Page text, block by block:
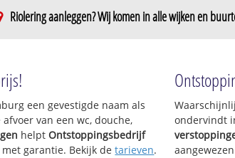
Riolering aanleggen? Wij komen in alle wijken en
een gevestigde naam als
van een wc, douche,
helptOntstoppingsbedrijf
garantie. Bekijk detarieven.
ondervindt